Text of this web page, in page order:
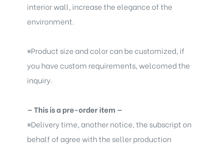
interior wall, increase the elegance of the
environment.
※Product size and color can be customized, if
you have custom requirements, welcomed the
inquiry.
— This is a pre-order item —
※Delivery time, another notice, the subscript on
behalf of agree with the seller production